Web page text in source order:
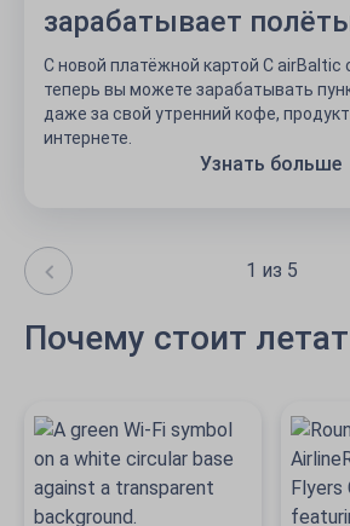
зарабатывает
С новой платёжной картой C airBaltic
теперь вы можете зарабатывать
даже за свой утренний кофе,
интернете.
Узнать больше
1 из 5
Почему стоит